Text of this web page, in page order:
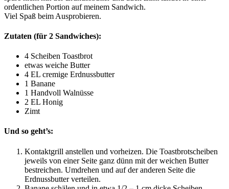
ordentlichen Portion auf meinem Sandwich.
Viel Spaß beim Ausprobieren.
Zutaten (für 2 Sandwiches):
4 Scheiben Toastbrot
etwas weiche Butter
4 EL cremige Erdnussbutter
1 Banane
1 Handvoll Walnüsse
2 EL Honig
Zimt
Und so geht’s:
Kontaktgrill anstellen und vorheizen. Die Toastbrotscheiben
jeweils von einer Seite ganz dünn mit der weichen Butter
bestreichen. Umdrehen und auf der anderen Seite die
Erdnussbutter verteilen.